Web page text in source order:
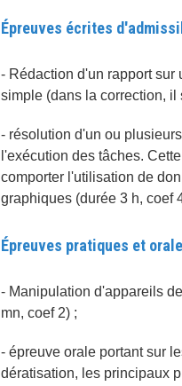
Épreuves écrites
- Rédaction d'un rapport sur
simple (dans la correction, il
- résolution d'un ou
l'exécution des tâches.
comporter l'utilisation de
graphiques (durée 3 h, coef
Épreuves pratiques et
- Manipulation d'appareils
mn, coef 2) ;
- épreuve orale portant sur
dératisation, les principaux